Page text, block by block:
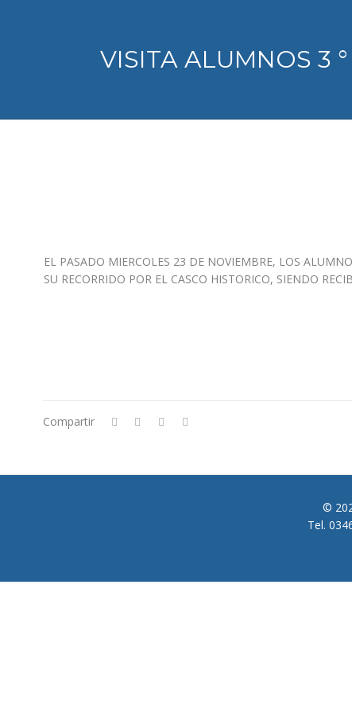
VISITA ALUMNOS 3
EL PASADO MIERCOLES 23 DE NOVIEMBRE, LOS
SU RECORRIDO POR EL CASCO HISTORICO, SIENDO
Compartir
©
Tel.